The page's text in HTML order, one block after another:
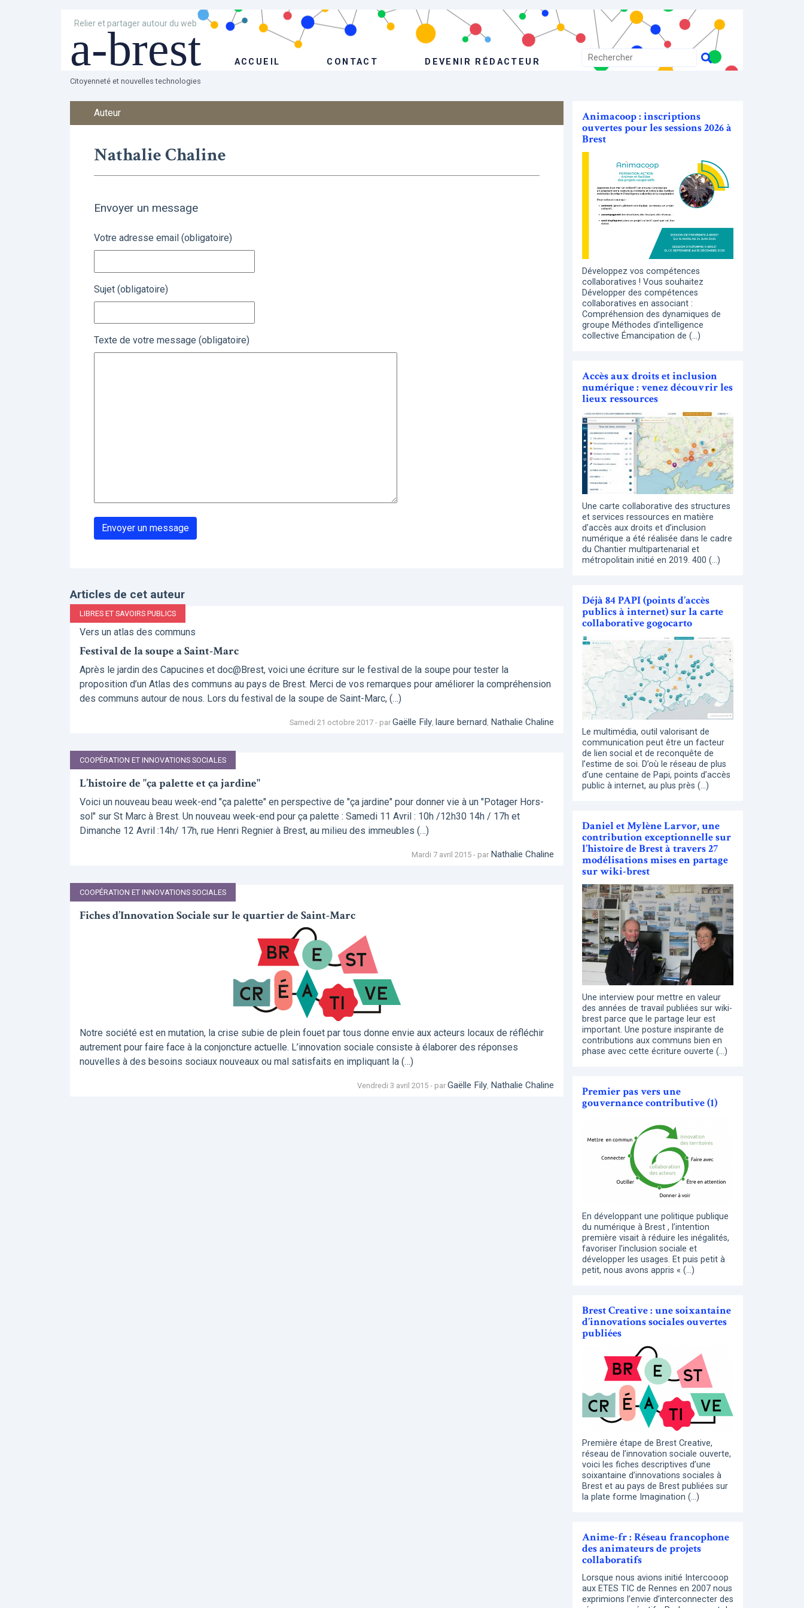
Relier et partager autour du web
a-brest ACCUEIL CONTACT DEVENIR RÉDACTEUR
Citoyenneté et nouvelles technologies
Auteur
Nathalie Chaline
Envoyer un message
Votre adresse email (obligatoire)
Sujet (obligatoire)
Texte de votre message (obligatoire)
Articles de cet auteur
LIBRES ET SAVOIRS PUBLICS
Vers un atlas des communs
Festival de la soupe a Saint-Marc
Après le jardin des Capucines et doc@Brest, voici une écriture sur le festival de la soupe pour tester la
proposition d’un Atlas des communs au pays de Brest. Merci de vos remarques pour améliorer la compréhension
des communs autour de nous. Lors du festival de la soupe de Saint-Marc, (…)
Samedi 21 octobre 2017 - par Gaëlle Fily laure bernard Nathalie Chaline
COOPÉRATION ET INNOVATIONS SOCIALES
L’histoire de "ça palette et ça jardine"
Voici un nouveau beau week-end "ça palette" en perspective de "ça jardine" pour donner vie à un "Potager Hors-
sol" sur St Marc à Brest. Un nouveau week-end pour ça palette : Samedi 11 Avril : 10h /12h30 14h / 17h et
Dimanche 12 Avril :14h/ 17h, rue Henri Regnier à Brest, au milieu des immeubles (…)
Mardi 7 avril 2015 - par Nathalie Chaline
COOPÉRATION ET INNOVATIONS SOCIALES
Fiches d’Innovation Sociale sur le quartier de Saint-Marc
Notre société est en mutation, la crise subie de plein fouet par tous donne envie aux acteurs locaux de réfléchir
autrement pour faire face à la conjoncture actuelle. L’innovation sociale consiste à élaborer des réponses
nouvelles à des besoins sociaux nouveaux ou mal satisfaits en impliquant la (…)
Vendredi 3 avril 2015 - par Gaëlle Fily Nathalie Chaline
Animacoop : inscriptions
ouvertes pour les sessions 2026 à
Brest
Développez vos compétences
collaboratives ! Vous souhaitez
Développer des compétences
collaboratives en associant :
Compréhension des dynamiques de
groupe Méthodes d’intelligence
collective Émancipation de (…)
Accès aux droits et inclusion
numérique : venez découvrir les
lieux ressources
Une carte collaborative des structures
et services ressources en matière
d’accès aux droits et d’inclusion
numérique a été réalisée dans le cadre
du Chantier multipartenarial et
métropolitain initié en 2019. 400 (…)
Déjà 84 PAPI (points d’accès
publics à internet) sur la carte
collaborative gogocarto
Le multimédia, outil valorisant de
communication peut être un facteur
de lien social et de reconquête de
l’estime de soi. D’où le réseau de plus
d’une centaine de Papi, points d’accès
public à internet, au plus près (…)
Daniel et Mylène Larvor, une
contribution exceptionnelle sur
l’histoire de Brest à travers 27
modélisations mises en partage
sur wiki-brest
Une interview pour mettre en valeur
des années de travail publiées sur wiki-
brest parce que le partage leur est
important. Une posture inspirante de
contributions aux communs bien en
phase avec cette écriture ouverte (…)
Premier pas vers une
gouvernance contributive (1)
En développant une politique publique
du numérique à Brest , l’intention
première visait à réduire les inégalités,
favoriser l’inclusion sociale et
développer les usages. Et puis petit à
petit, nous avons appris « (…)
Brest Creative : une soixantaine
d’innovations sociales ouvertes
publiées
Première étape de Brest Creative,
réseau de l’innovation sociale ouverte,
voici les fiches descriptives d’une
soixantaine d’innovations sociales à
Brest et au pays de Brest publiées sur
la plate forme Imagination (…)
Anime-fr : Réseau francophone
des animateurs de projets
collaboratifs
Lorsque nous avions initié Intercooop
aux ETES TIC de Rennes en 2007 nous
exprimions l’envie d’interconnecter des